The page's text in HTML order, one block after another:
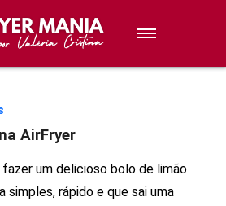
AirFryer
um delicioso bolo de limão
simples, rápido e que sai uma